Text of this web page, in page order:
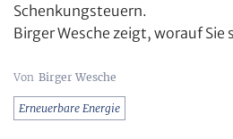
Schenkungsteuern.
Birger Wesche zeigt, worauf Sie
Birger Wesche
Erneuerbare Energie